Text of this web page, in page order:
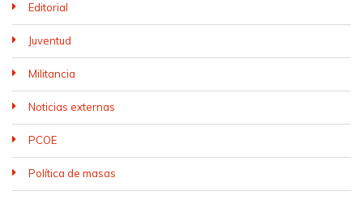
Editorial
Juventud
Militancia
Noticias externas
PCOE
Política de masas